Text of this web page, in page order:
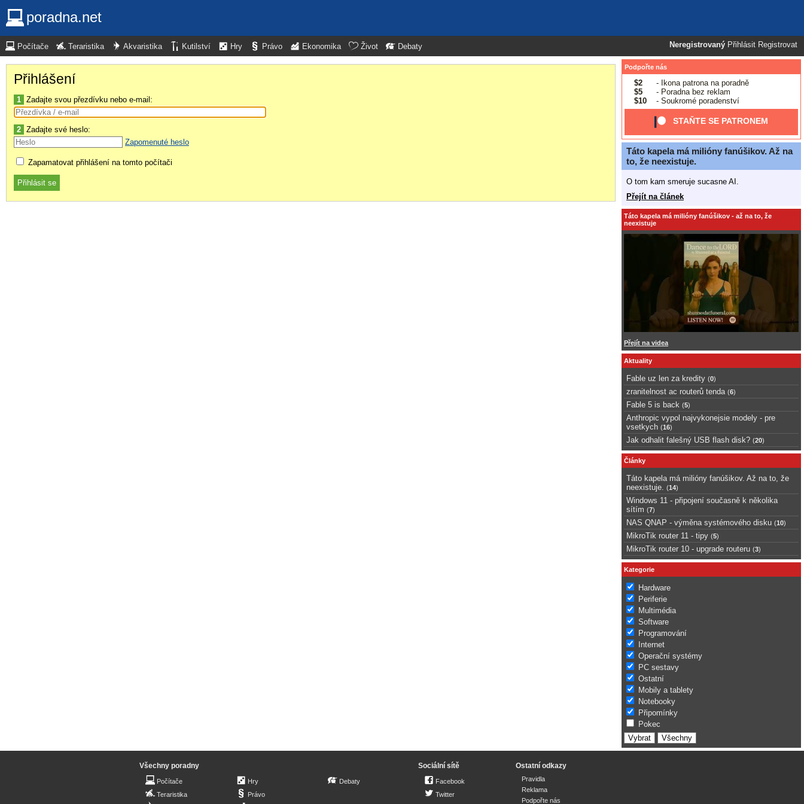
poradna.net
Neregistrovaný Přihlásit Registrovat
Počítače Teraristika Akvaristika Kutilství Hry Právo Ekonomika Život Debaty
Přihlášení
1 Zadajte svou přezdívku nebo e-mail:
2 Zadajte své heslo:
Zapomenuté heslo
Zapamatovat přihlášení na tomto počítači
Podpořte nás
$2
- Ikona patrona na poradně
$5
- Poradna bez reklam
$10
- Soukromé poradenství
STAŇTE SE PATRONEM
Táto kapela má milióny fanúšikov. Až na
to, že neexistuje.
O tom kam smeruje sucasne AI.
Přejít na článek
Táto kapela má milióny fanúšikov - až na to, že
neexistuje
Přejít na videa
Aktuality
Fable uz len za kredity (0)
zranitelnost ac routerů tenda (6)
Fable 5 is back (5)
Anthropic vypol najvykonejsie modely - pre
vsetkych (16)
Jak odhalit falešný USB flash disk? (20)
Články
Táto kapela má milióny fanúšikov. Až na to, že
neexistuje.
(14)
Windows 11 - připojení současně k několika
sítím (7)
NAS QNAP - výměna systémového disku (10)
MikroTik router 11 - tipy (5)
MikroTik router 10 - upgrade routeru (3)
Kategorie
Hardware
Periferie
Multimédia
Software
Programování
Internet
Operační systémy
PC sestavy
Ostatní
Mobily a tablety
Notebooky
Připomínky
Pokec
Všechny poradny
Počítače
Teraristika
Hry
Právo
Debaty
Sociální sítě
Facebook
Twitter
Ostatní odkazy
Pravidla
Reklama
Podpořte nás